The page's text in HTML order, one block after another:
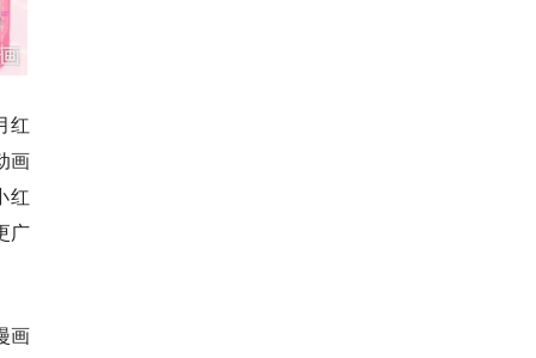
红
画
红
广
画